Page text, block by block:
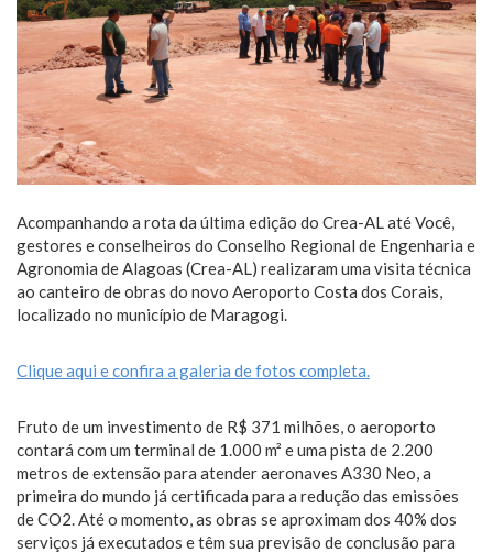
Acompanhando a rota da última edição do Crea-AL até Você,
gestores e conselheiros do Conselho Regional de Engenharia e
Agronomia de Alagoas (Crea-AL) realizaram uma visita técnica
ao canteiro de obras do novo Aeroporto Costa dos Corais,
localizado no município de Maragogi.
Clique aqui e confira a galeria de fotos completa.
Fruto de um investimento de R$ 371 milhões, o aeroporto
contará com um terminal de 1.000 m² e uma pista de 2.200
metros de extensão para atender aeronaves A330 Neo, a
primeira do mundo já certificada para a redução das emissões
de CO2. Até o momento, as obras se aproximam dos 40% dos
serviços já executados e têm sua previsão de conclusão para